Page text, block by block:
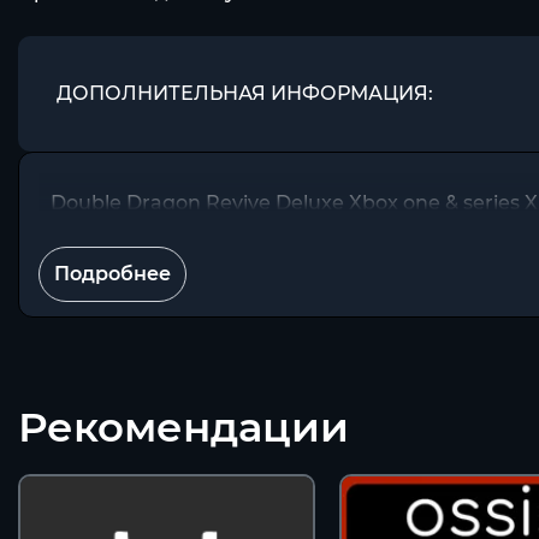
ДОПОЛНИТЕЛЬНАЯ ИНФОРМАЦИЯ:
Double Dragon Revive Deluxe Xbox one & series
Подробнее
Рекомендации